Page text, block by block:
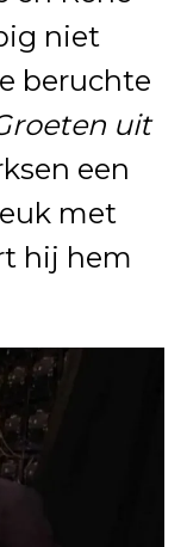
niet
beruchte
uit
een
met
hij hem